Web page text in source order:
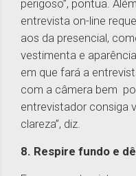
perigoso”, pontua.
entrevista on-line
aos da presencial,
vestimenta e
em que fará a
com a câmera bem
entrevistador consiga
clareza”, diz.
8. Respire fundo e